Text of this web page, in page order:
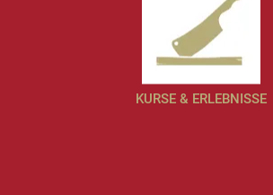
KURSE & ERLEBNISSE